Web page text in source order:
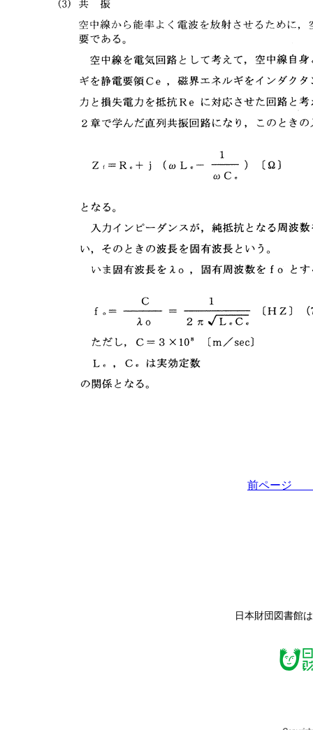
前ペー
日本財団図書館